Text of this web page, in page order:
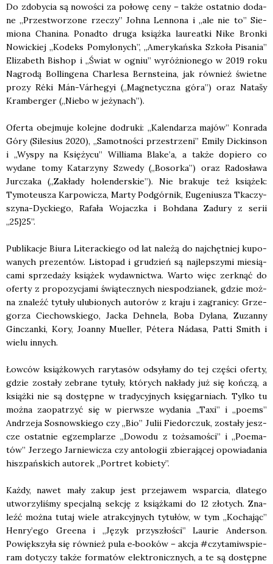
Do zdo­by­cia są nowo­ści za poło­wę ceny – tak­że ostat­nio doda­
ne „Prze­stwo­rzo­ne rze­czy” Joh­na Len­no­na i „ale nie to” Sie­
mio­na Cha­ni­na. Ponad­to dru­ga książ­ka lau­re­at­ki Nike Bron­ki
Nowic­kiej „Kodeks Pomy­lo­nych”, „Ame­ry­kań­ska Szko­ła Pisa­nia”
Eli­za­beth Bishop i „Świat w ogniu” wyróż­nio­ne­go w 2019 roku
Nagro­dą Bol­lin­ge­na Char­le­sa Bern­ste­ina, jak rów­nież świet­ne
pro­zy Réki Mán-Vár­he­gyi („Magne­tycz­na góra”) oraz Nata­šy
Kram­ber­ger („Nie­bo w jeży­nach”).
Ofer­ta obej­mu­je kolej­ne dodru­ki: „Kalen­da­rza majów” Kon­ra­da
Góry (Sile­sius 2020), „Samot­no­ści prze­strze­ni” Emi­ly Dic­kin­son
i „Wyspy na Księ­ży­cu” Wil­lia­ma Blake’a, a tak­że dopie­ro co
wyda­ne tomy Kata­rzy­ny Szwe­dy („Bosor­ka”) oraz Rado­sła­wa
Jur­cza­ka („Zakła­dy holen­der­skie”). Nie bra­ku­je też ksią­żek:
Tymo­te­usza Kar­po­wi­cza, Mar­ty Pod­gór­nik, Euge­niu­sza Tka­czy­
szy­na-Dyc­kie­go, Rafa­ła Wojacz­ka i Boh­da­na Zadu­ry z serii
„25}25”.
Publi­ka­cje Biu­ra Lite­rac­kie­go od lat nale­żą do naj­chęt­niej kupo­
wa­nych pre­zen­tów. Listo­pad i gru­dzień są naj­lep­szy­mi mie­sią­
ca­mi sprze­da­ży ksią­żek wydaw­nic­twa. War­to więc zer­k­nąć do
ofer­ty z pro­po­zy­cja­mi świą­tecz­nych nie­spo­dzia­nek, gdzie moż­
na zna­leźć tytu­ły ulu­bio­nych auto­rów z kra­ju i zagra­ni­cy: Grze­
go­rza Cie­chow­skie­go, Jac­ka Deh­ne­la, Boba Dyla­na, Zuzan­ny
Gin­czan­ki, Kory, Joan­ny Muel­ler, Péte­ra Náda­sa, Pat­ti Smith i
wie­lu innych.
Łow­ców książ­ko­wych rary­ta­sów odsy­ła­my do tej czę­ści ofer­ty,
gdzie zosta­ły zebra­ne tytu­ły, któ­rych nakła­dy już się koń­czą, a
książ­ki nie są dostęp­ne w tra­dy­cyj­nych księ­gar­niach. Tyl­ko tu
moż­na zaopa­trzyć się w pierw­sze wyda­nia „Taxi” i „poems”
Andrze­ja Sosnow­skie­go czy „Bio” Julii Fie­dor­czuk, zosta­ły jesz­
cze ostat­nie egzem­pla­rze „Dowo­du z toż­sa­mo­ści” i „Poema­
tów” Jerze­go Jar­nie­wi­cza czy anto­lo­gii zbie­ra­ją­cej opo­wia­da­nia
hisz­pań­skich auto­rek „Por­tret kobie­ty”.
Każ­dy, nawet mały zakup jest prze­ja­wem wspar­cia, dla­te­go
utwo­rzy­li­śmy spe­cjal­ną sek­cję z książ­ka­mi do 12 zło­tych. Zna­
leźć moż­na tutaj wie­le atrak­cyj­nych tytu­łów, w tym „Kocha­jąc”
Henry’ego Gre­ena i „Język przy­szło­ści” Lau­rie Ander­son.
Powięk­szy­ła się rów­nież pula e‑booków – akcja #czy­ta­miw­spie­
ram doty­czy tak­że for­ma­tów elek­tro­nicz­nych, a te są dostęp­ne